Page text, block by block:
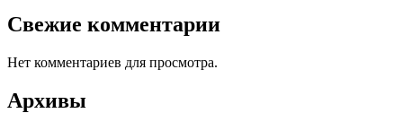
Свежие комментарии
Нет комментариев для просмотра.
Архивы